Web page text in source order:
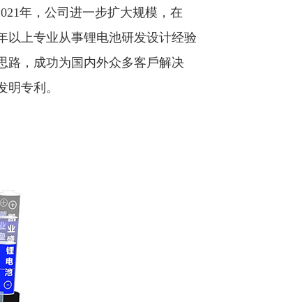
年，公司进⼀步扩⼤规模，在
以上专业从事锂电池研发设计经验
路，成功为国内外众多客⼾解决
专利。